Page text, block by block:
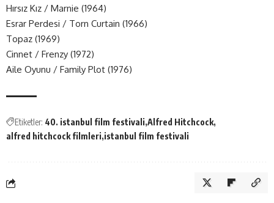
Hırsız Kız / Marnie (1964)
Esrar Perdesi / Torn Curtain (1966)
Topaz (1969)
Cinnet / Frenzy (1972)
Aile Oyunu / Family Plot (1976)
Etiketler: 40. istanbul film festivali Alfred Hitchcock
alfred hitchcock filmleri istanbul film festivali